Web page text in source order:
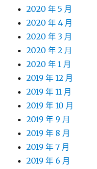
2020 年 5 月
2020 年 4 月
2020 年 3 月
2020 年 2 月
2020 年 1 月
2019 年 12 月
2019 年 11 月
2019 年 10 月
2019 年 9 月
2019 年 8 月
2019 年 7 月
2019 年 6 月